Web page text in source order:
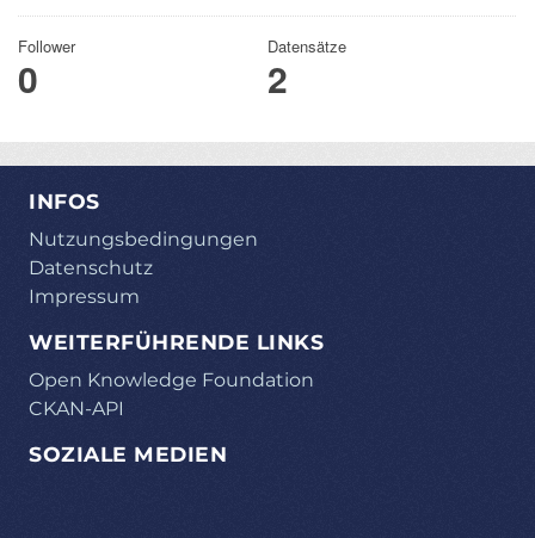
Follower
0
Datensätze
2
INFOS
Nutzungsbedingungen
Datenschutz
Impressum
WEITERFÜHRENDE LINKS
Open Knowledge Foundation
CKAN-API
SOZIALE MEDIEN